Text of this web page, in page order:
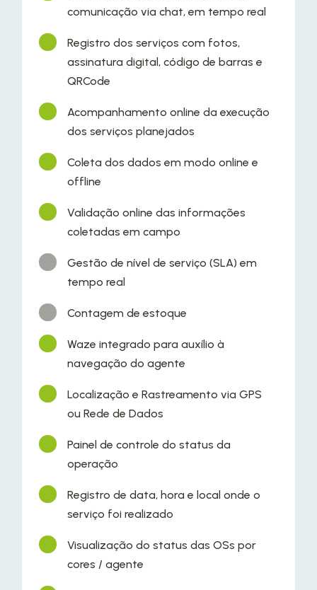
comunicação via chat, em tempo real
Registro dos serviços com fotos,
assinatura digital, código de barras e
QRCode
Acompanhamento online da execução
dos serviços planejados
Coleta dos dados em modo online e
offline
Validação online das informações
coletadas em campo
Gestão de nível de serviço (SLA) em
tempo real
Contagem de estoque
Waze integrado para auxílio à
navegação do agente
Localização e Rastreamento via GPS
ou Rede de Dados
Painel de controle do status da
operação
Registro de data, hora e local onde o
serviço foi realizado
Visualização do status das OSs por
cores / agente